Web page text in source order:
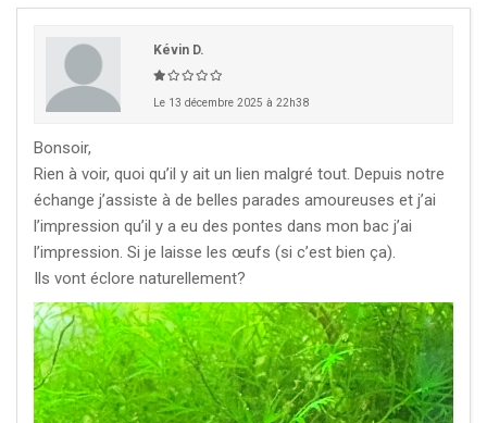
Kévin D.
Le 13 décembre 2025 à 22h38
Bonsoir,
Rien à voir, quoi qu’il y ait un lien malgré tout. Depuis notre
échange j’assiste à de belles parades amoureuses et j’ai
l’impression qu’il y a eu des pontes dans mon bac j’ai
l’impression. Si je laisse les œufs (si c’est bien ça).
Ils vont éclore naturellement?